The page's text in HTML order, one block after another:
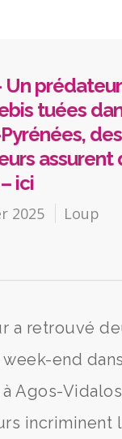
Un
tuées
des
assurent
ici
2025 Loup
a retrouvé
end
Agos-
incriminent